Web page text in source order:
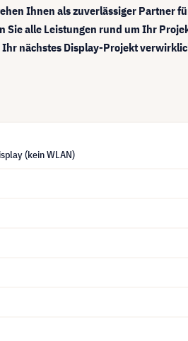
Ihnen als zuverlässiger Partner
alle Leistungen rund um Ihr
Ihr nächstes Display-Projekt
(kein WLAN)